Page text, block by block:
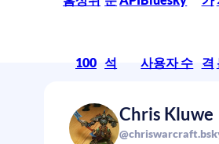
100 석 사용자 수 격
Chris Kluwe